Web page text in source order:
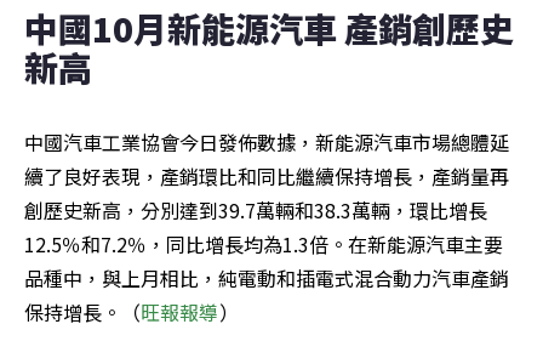
中國10月新能源汽車 產銷創歷史
新高
中國汽車工業協會今日發佈數據，新能源汽車市場總體延
續了良好表現，產銷環比和同比繼續保持增長，產銷量再
創歷史新高，分別達到39.7萬輛和38.3萬輛，環比增長
12.5％和7.2％，同比增長均為1.3倍。在新能源汽車主要
品種中，與上月相比，純電動和插電式混合動力汽車產銷
保持增長。（旺報報導）